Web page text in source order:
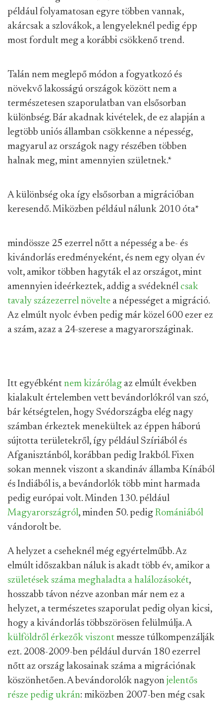
például folyamatosan egyre többen vannak,
akárcsak a szlovákok, a lengyeleknél pedig épp
most fordult meg a korábbi csökkenő trend.
Talán nem meglepő módon a fogyatkozó és
növekvő lakosságú országok között nem a
természetesen szaporulatban van elsősorban
különbség. Bár akadnak kivételek, de ez alapján a
legtöbb uniós államban csökkenne a népesség,
magyarul az országok nagy részében többen
halnak meg, mint amennyien születnek.*
A különbség oka így elsősorban a migrációban
keresendő. Miközben például nálunk 2010 óta*
mindössze 25 ezerrel nőtt a népesség a be- és
kivándorlás eredményeként, és nem egy olyan év
volt, amikor többen hagyták el az országot, mint
amennyien ideérkeztek, addig a svédeknél csak
tavaly százezerrel növelte a népességet a migráció.
Az elmúlt nyolc évben pedig már közel 600 ezer ez
a szám, azaz a 24-szerese a magyarországinak.
Itt egyébként nem kizárólag az elmúlt években
kialakult értelemben vett bevándorlókról van szó,
bár kétségtelen, hogy Svédországba elég nagy
számban érkeztek menekültek az éppen háború
sújtotta területekről, így például Szíriából és
Afganisztánból, korábban pedig Irakból. Fixen
sokan mennek viszont a skandináv államba Kínából
és Indiából is, a bevándorlók több mint harmada
pedig európai volt. Minden 130. például
Magyarországról, minden 50. pedig Romániából
vándorolt be.
A helyzet a cseheknél még egyértelműbb. Az
elmúlt időszakban náluk is akadt több év, amikor a
születések száma meghaladta a halálozásokét,
hosszabb távon nézve azonban már nem ez a
helyzet, a természetes szaporulat pedig olyan kicsi,
hogy a kivándorlás többszörösen felülmúlja. A
külföldről érkezők viszont messze túlkompenzálják
ezt. 2008-2009-ben például durván 180 ezerrel
nőtt az ország lakosainak száma a migrációnak
köszönhetően. A bevándorolók nagyon jelentős
része pedig ukrán: miközben 2007-ben még csak